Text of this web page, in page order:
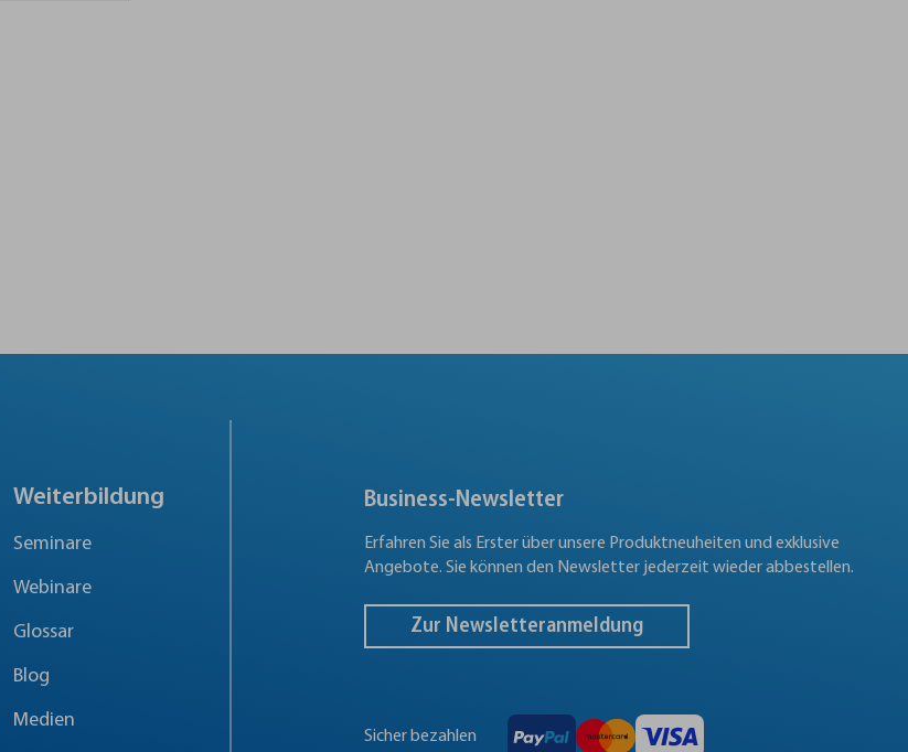
Weiterbildung
Seminare
Webinare
Glossar
Blog
Medien
Business-Newsletter
Erfahren Sie als Erster über unsere Produktneuheiten und exklusive
Angebote. Sie können den Newsletter jederzeit wieder abbestellen.
Zur Newsletteranmeldung
Sicher bezahlen